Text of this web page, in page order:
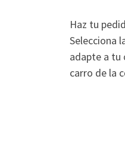
Haz tu
Selecciona
adapte a tu
carro de la